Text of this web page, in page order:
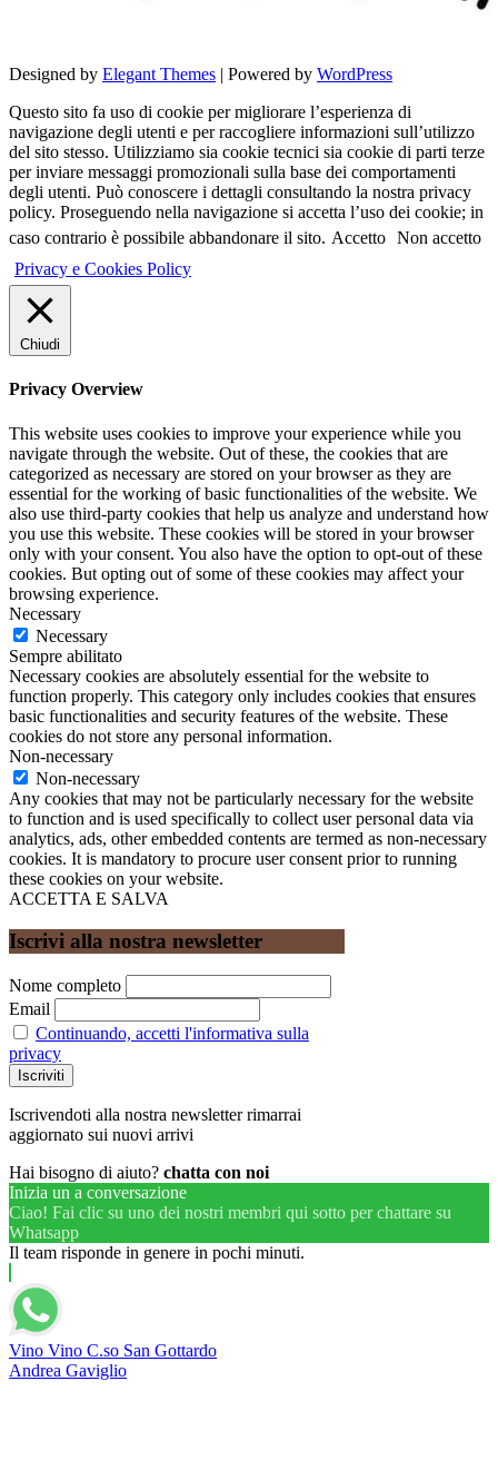
Designed by Elegant Themes | Powered by WordPress
Questo sito fa uso di cookie per migliorare l’esperienza di
navigazione degli utenti e per raccogliere informazioni sull’utilizzo
del sito stesso. Utilizziamo sia cookie tecnici sia cookie di parti terze
per inviare messaggi promozionali sulla base dei comportamenti
degli utenti. Può conoscere i dettagli consultando la nostra privacy
policy. Proseguendo nella navigazione si accetta l’uso dei cookie; in
caso contrario è possibile abbandonare il sito. Accetto Non accetto
Privacy e Cookies Policy
Chiudi
Privacy Overview
This website uses cookies to improve your experience while you
navigate through the website. Out of these, the cookies that are
categorized as necessary are stored on your browser as they are
essential for the working of basic functionalities of the website. We
also use third-party cookies that help us analyze and understand how
you use this website. These cookies will be stored in your browser
only with your consent. You also have the option to opt-out of these
cookies. But opting out of some of these cookies may affect your
browsing experience.
Necessary
Necessary
Sempre abilitato
Necessary cookies are absolutely essential for the website to
function properly. This category only includes cookies that ensures
basic functionalities and security features of the website. These
cookies do not store any personal information.
Non-necessary
Non-necessary
Any cookies that may not be particularly necessary for the website
to function and is used specifically to collect user personal data via
analytics, ads, other embedded contents are termed as non-necessary
cookies. It is mandatory to procure user consent prior to running
these cookies on your website.
ACCETTA E SALVA
Iscrivi alla nostra newsletter
Nome completo
Email
Continuando, accetti l'informativa sulla
privacy
Iscrivendoti alla nostra newsletter rimarrai
aggiornato sui nuovi arrivi
Hai bisogno di aiuto? chatta con noi
Inizia un a conversazione
Ciao! Fai clic su uno dei nostri membri qui sotto per chattare su
Whatsapp
Il team risponde in genere in pochi minuti.
Vino Vino C.so San Gottardo
Andrea Gaviglio